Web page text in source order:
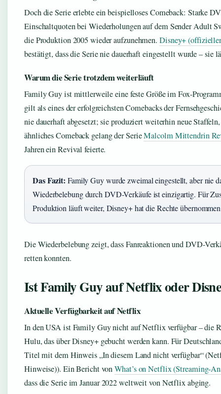
Doch die Serie erlebte ein beispielloses Comeback: Starke
Einschaltquoten bei Wiederholungen auf dem Sender Adult
die Produktion 2005 wieder aufzunehmen. Disney+
bestätigt, dass die Serie nie dauerhaft eingestellt wurde – sie
Warum die Serie trotzdem weiterläuft
Family Guy ist mittlerweile eine feste Größe im Fox-
gilt als eines der erfolgreichsten Comebacks der
nie dauerhaft abgesetzt; sie produziert weiterhin neue
ähnliches Comeback gelang der SerieMalcolm Mittendrin
Jahren ein Revival feierte.
Das Fazit: Family Guy wurde zweimal eingestellt, aber nie
Wiederbelebung durch DVD-Verkäufe ist einzigartig. Für
Produktion läuft weiter, Disney+ hat die Rechte
Die Wiederbelebung zeigt, dass Fanreaktionen und DVD-
retten konnten.
Ist Family Guy auf Netflix oder
Aktuelle Verfügbarkeit auf Netflix
In den USA ist Family Guy nicht auf Netflix verfügbar – die
Hulu, das über Disney+ gebucht werden kann. Für
Titel mit dem Hinweis „In diesem Land nicht verfügbar“
Hinweise)). Ein Bericht vonWhat’s on Netflix (Streaming-
dass die Serie im Januar 2022 weltweit von Netflix abging.